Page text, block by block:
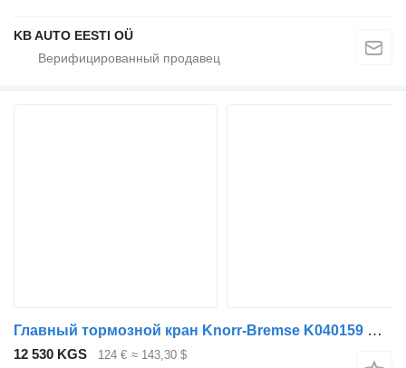
KB AUTO EESTI OÜ
Главный тормозной кран Knorr-Bremse K040159 K000928 для грузовика Volvo FH12, FH16, NH12, FH, VNL780 (1993-2014)
12 530 KGS 124 € ≈ 143,30 $